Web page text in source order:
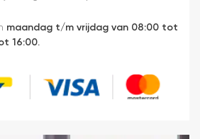
maandag t/m vrijdag van 08:00 tot
16:00.